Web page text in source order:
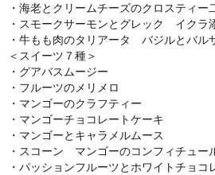
・海老とクリームチーズのクロスティー
・スモークサーモンとグレック イクラ
・牛もも肉のタリアータ バジルとバル
＜スイーツ７種＞
・グアバスムージー
・フルーツのメリメロ
・マンゴーのクラフティー
・マンゴーチョコレートケーキ
・マンゴーとキャラメルムース
・スコーン マンゴーのコンフィチュー
・パッションフルーツとホワイトチョコ